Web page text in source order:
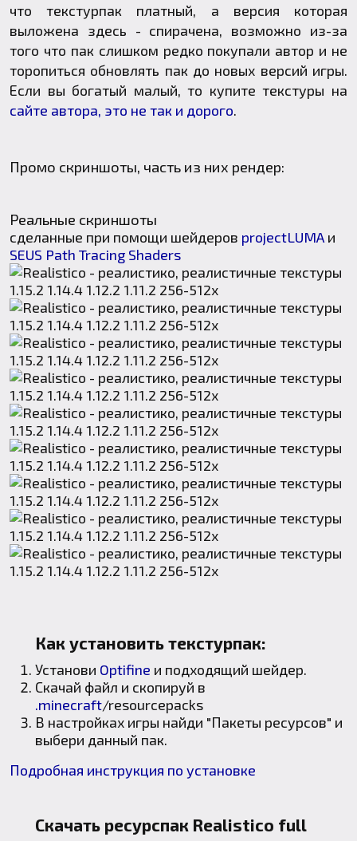
что текстурпак платный, а версия которая
выложена здесь - спирачена, возможно из-за
того что пак слишком редко покупали автор и не
торопиться обновлять пак до новых версий игры.
Если вы богатый малый, то купите текстуры на
сайте автора, это не так и дорого.
Промо скриншоты, часть из них рендер:
Реальные скриншоты
сделанные при помощи шейдеров projectLUMA и
SEUS Path Tracing Shaders
Как установить текстурпак:
Установи Optifine и подходящий шейдер.
Скачай файл и скопируй в
.minecraft/resourcepacks
В настройках игры найди "Пакеты ресурсов" и
выбери данный пак.
Подробная инструкция по установке
Скачать ресурспак Realistico full